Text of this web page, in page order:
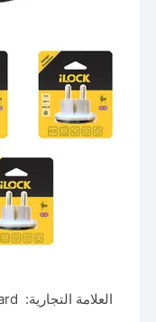
العلامة التجارية: power lock ilock PluGuard